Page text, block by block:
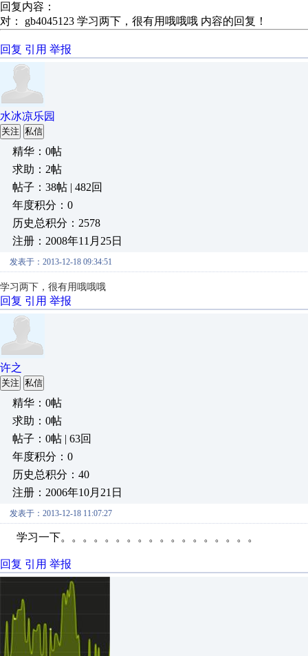
回复内容：
对： gb4045123 学习两下，很有用哦哦哦 内容的回复！
回复 引用 举报
水冰凉乐园
关注 私信
精华：0帖
求助：2帖
帖子：38帖 | 482回
年度积分：0
历史总积分：2578
注册：2008年11月25日
发表于：2013-12-18 09:34:51
学习两下，很有用哦哦哦
回复 引用 举报
许之
关注 私信
精华：0帖
求助：0帖
帖子：0帖 | 63回
年度积分：0
历史总积分：40
注册：2006年10月21日
发表于：2013-12-18 11:07:27
学习一下。。。。。。。。。。。。。。。。。。
回复 引用 举报